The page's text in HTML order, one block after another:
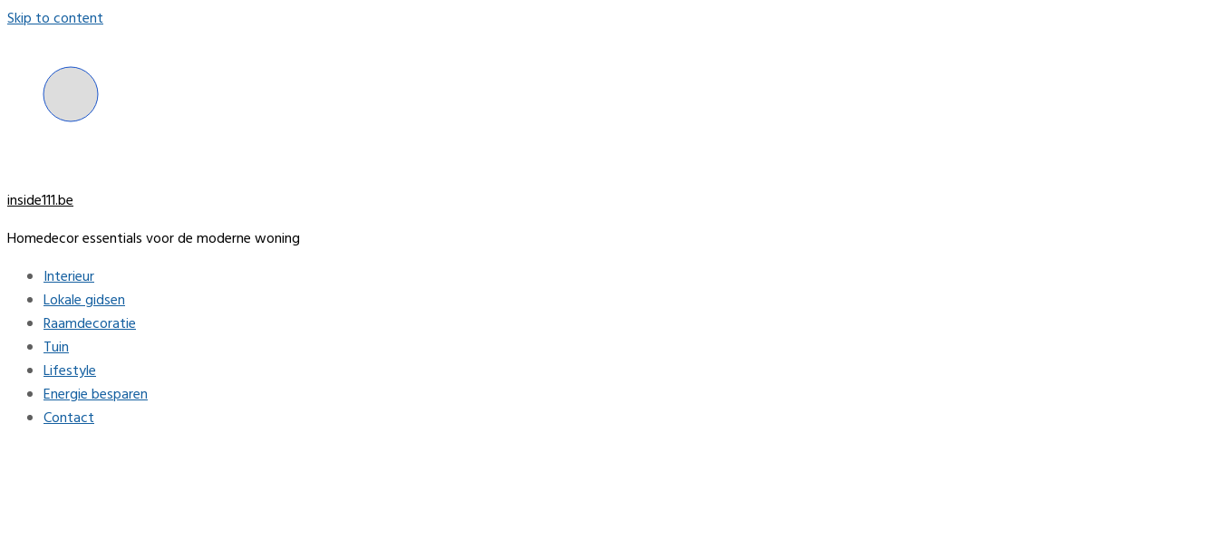
Skip to content
inside111.be
Homedecor essentials voor de moderne woning
Interieur
Lokale gidsen
Raamdecoratie
Tuin
Lifestyle
Energie besparen
Contact